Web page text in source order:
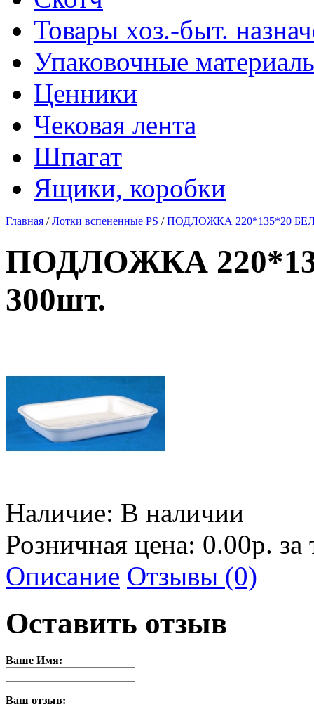
Товары хоз.-быт.
Упаковочные
Ценники
Чековая лента
Шпагат
Ящики, коробки
Главная /Лотки вспененные PS /ПОДЛОЖКА 220*135*20
ПОДЛОЖКА
300шт.
Наличие: В наличии
Розничная цена: 0.00р.
Описание Отзывы (0)
Оставить отзыв
Ваше Имя:
Ваш отзыв: